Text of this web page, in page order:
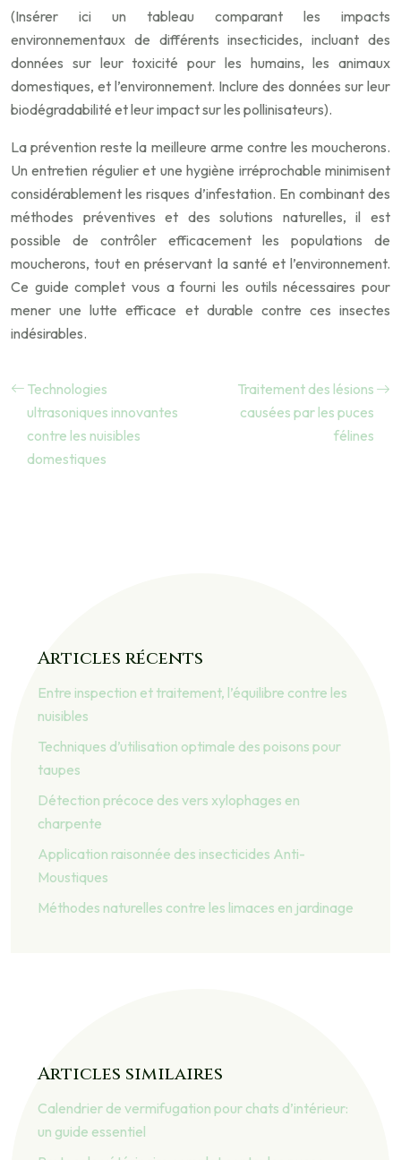
(Insérer ici un tableau comparant les impacts
environnementaux de différents insecticides, incluant des
données sur leur toxicité pour les humains, les animaux
domestiques, et l’environnement. Inclure des données sur leur
biodégradabilité et leur impact sur les pollinisateurs).
La prévention reste la meilleure arme contre les moucherons.
Un entretien régulier et une hygiène irréprochable minimisent
considérablement les risques d’infestation. En combinant des
méthodes préventives et des solutions naturelles, il est
possible de contrôler efficacement les populations de
moucherons, tout en préservant la santé et l’environnement.
Ce guide complet vous a fourni les outils nécessaires pour
mener une lutte efficace et durable contre ces insectes
indésirables.
Technologies
ultrasoniques innovantes
contre les nuisibles
domestiques
Traitement des lésions
causées par les puces
félines
Articles récents
Entre inspection et traitement, l’équilibre contre les
nuisibles
Techniques d’utilisation optimale des poisons pour
taupes
Détection précoce des vers xylophages en
charpente
Application raisonnée des insecticides Anti-
Moustiques
Méthodes naturelles contre les limaces en jardinage
Articles similaires
Calendrier de vermifugation pour chats d’intérieur:
un guide essentiel